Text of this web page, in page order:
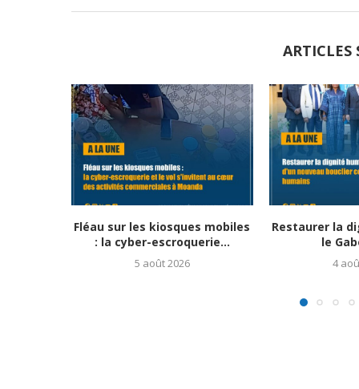
ARTICLES
Fléau sur les kiosques mobiles
: la cyber-escroquerie...
5 août 2026
Restaurer la
le
4